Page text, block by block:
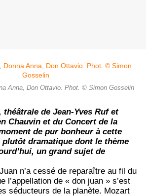
Anna, Don Ottavio. Phot. © Simon Gosselin
de Jean-Yves Ruf et
Chauvin et du Concert de la
de pur bonheur à cette
plutôt dramatique dont le thème
un grand sujet de
n’a cessé de reparaître au fil du
l’appellation de « don juan » s’est
séducteurs de la planète. Mozart